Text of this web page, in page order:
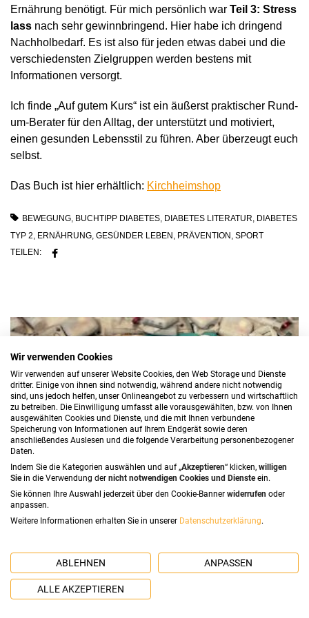
Ernährung benötigt. Für mich persönlich war Teil 3: Stress
lass nach sehr gewinnbringend. Hier habe ich dringend
Nachholbedarf. Es ist also für jeden etwas dabei und die
verschiedensten Zielgruppen werden bestens mit
Informationen versorgt.
Ich finde „Auf gutem Kurs“ ist ein äußerst praktischer Rund-
um-Berater für den Alltag, der unterstützt und motiviert,
einen gesunden Lebensstil zu führen. Aber überzeugt euch
selbst.
Das Buch ist hier erhältlich: Kirchheimshop
BEWEGUNG, BUCHTIPP DIABETES, DIABETES LITERATUR, DIABETES
TYP 2, ERNÄHRUNG, GESÜNDER LEBEN , PRÄVENTION , SPORT
TEILEN:
Unser Buchtipp: „Das Unsichtbare sichtbar machen“ – Die
Höhen und Tiefen im Leben mit Typ-1-Diabetes in 16
Porträts von Miriam Eiswirth. Gelesen und für gut
Wir verwenden Cookies
Wir verwenden auf unserer Website Cookies, den Web Storage und Dienste
dritter. Einige von ihnen sind notwendig, während andere nicht notwendig
sind, uns jedoch helfen, unser Onlineangebot zu verbessern und wirtschaftlich
zu betreiben. Die Einwilligung umfasst alle vorausgewählten, bzw. von Ihnen
ausgewählten Cookies und Dienste, und die mit Ihnen verbundene
Speicherung von Informationen auf Ihrem Endgerät sowie deren
anschließendes Auslesen und die folgende Verarbeitung personenbezogener
Daten.
Indem Sie die Kategorien auswählen und auf „Akzeptieren“ klicken, willigen
Sie in die Verwendung der nicht notwendigen Cookies und Diensteein.
Sie können Ihre Auswahl jederzeit über den Cookie-Banner widerrufen oder
anpassen.
Weitere Informationen erhalten Sie in unserer Datenschutzerklärung.
ABLEHNEN ANPASSEN
ALLE AKZEPTIEREN